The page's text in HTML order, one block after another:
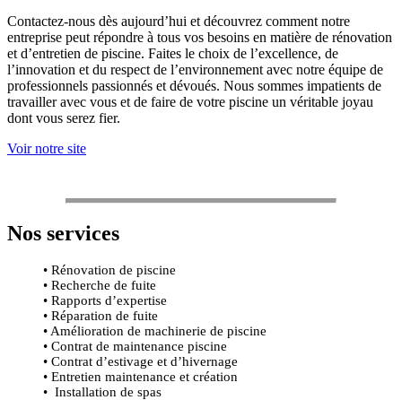
Contactez-nous dès aujourd’hui et découvrez comment notre
entreprise peut répondre à tous vos besoins en matière de rénovation
et d’entretien de piscine. Faites le choix de l’excellence, de
l’innovation et du respect de l’environnement avec notre équipe de
professionnels passionnés et dévoués. Nous sommes impatients de
travailler avec vous et de faire de votre piscine un véritable joyau
dont vous serez fier.
Voir notre site
Nos services
• Rénovation de piscine
• Recherche de fuite
• Rapports d’expertise
• Réparation de fuite
• Amélioration de machinerie de piscine
• Contrat de maintenance piscine
• Contrat d’estivage et d’hivernage
• Entretien maintenance et création
• Installation de spas